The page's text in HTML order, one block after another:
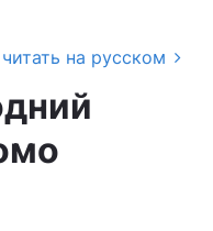
читать на русском